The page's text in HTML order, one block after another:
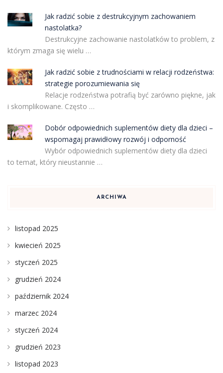
Jak radzić sobie z destrukcyjnym zachowaniem
nastolatka?
Destrukcyjne zachowanie nastolatków to problem, z
którym zmaga się wielu …
Jak radzić sobie z trudnościami w relacji rodzeństwa:
strategie porozumiewania się
Relacje rodzeństwa potrafią być zarówno piękne, jak
i skomplikowane. Często …
Dobór odpowiednich suplementów diety dla dzieci –
wspomagaj prawidłowy rozwój i odporność
Wybór odpowiednich suplementów diety dla dzieci
to temat, który nieustannie …
ARCHIWA
listopad 2025
kwiecień 2025
styczeń 2025
grudzień 2024
październik 2024
marzec 2024
styczeń 2024
grudzień 2023
listopad 2023